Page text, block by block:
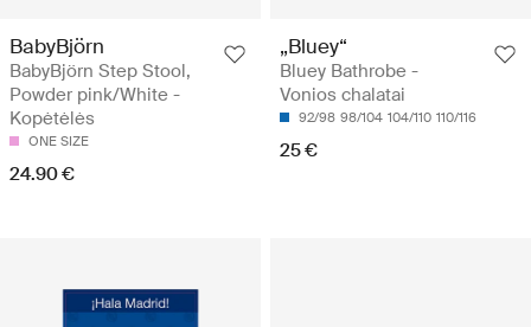
BabyBjörn
BabyBjörn Step Stool,
Powder pink/White -
Kopėtėlės
ONE SIZE
24.90 €
„Bluey“
Bluey Bathrobe -
Vonios chalatai
92/98 98/104 104/110 110/116
25 €